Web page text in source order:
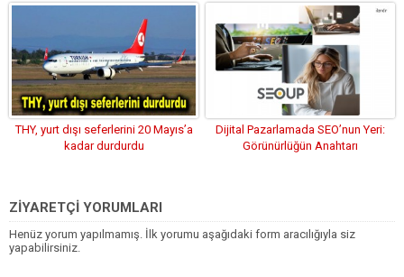
THY, yurt dışı seferlerini 20 Mayıs’a
kadar durdurdu
Dijital Pazarlamada SEO’nun Yeri:
Görünürlüğün Anahtarı
ZİYARETÇİ YORUMLARI
Henüz yorum yapılmamış. İlk yorumu aşağıdaki form aracılığıyla siz
yapabilirsiniz.